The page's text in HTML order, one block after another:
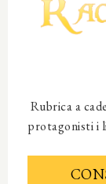
Rubrica a
protagonisti i